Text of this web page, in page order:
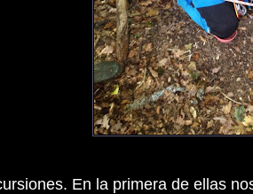
En la primera de ellas